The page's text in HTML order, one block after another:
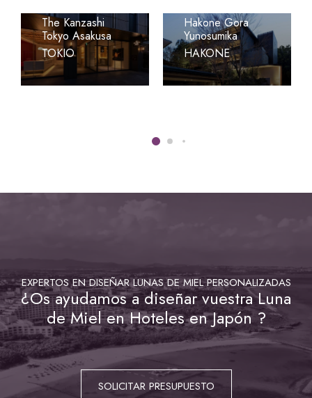
The Kanzashi
Tokyo Asakusa
TOKIO
Laforet Club
Hakone Gora
Yunosumika
HAKONE
EXPERTOS EN DISEÑAR LUNAS DE MIEL PERSONALIZADAS
¿Os ayudamos a diseñar vuestra Luna
de Miel en Hoteles en Japón ?
SOLICITAR PRESUPUESTO